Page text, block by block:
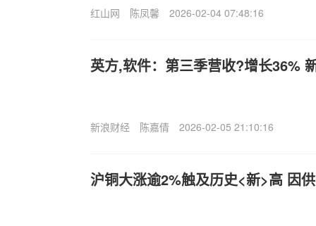
红山网 陈凤馨 2026-02-04 07:48:16
英方,软件：第三季营收?增长36%
新浪财经 陈嘉倩 2026-02-05 21:10:16
沪铜大涨逾2%触及历史<新>高 因